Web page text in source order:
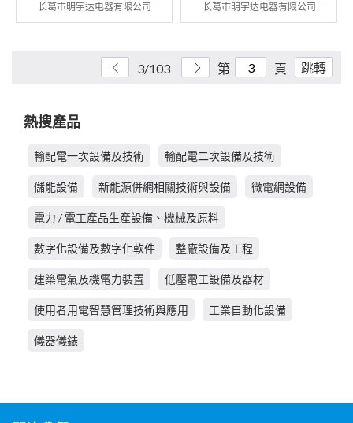
长葛市明宇达电器有限公司 长葛市明宇达电器有限公司
3/103 第 頁 跳轉
熱搜產品
輸配電一次設備及技術 輸配電二次設備及技術
儲能設備 新能源併網相關技術與設備 微電網設備
電力 / 電工產品生產設備、機械及原料
數字化設備及數字化軟件 整廠設備及工程
建築電氣及機電力裝置 低壓電工設備及器材
使用者用電智慧管理技術與應用 工業自動化設備
儀器儀錶